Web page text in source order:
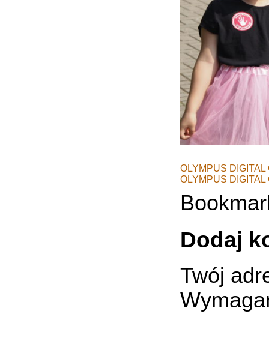
OLYMPUS DIGITAL
OLYMPUS DIGITAL
Dodaj
Twój